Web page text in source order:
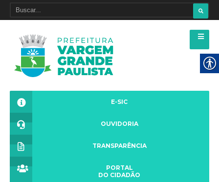
E-SIC
OUVIDORIA
TRANSPARÊNCIA
PORTAL
DO CIDADÃO